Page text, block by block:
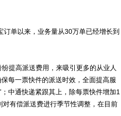
单以来，业务量从30万单已经增长到
提高派送费用，来吸引更多的从业人
每一票快件的派送时效，全面提高服
中通快递紧跟其上，除每票快件增加1
有偿派送费进行季节性调整，在目前